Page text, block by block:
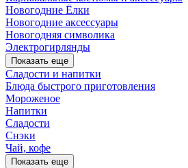
Новогодние Ёлки
Новогодние аксессуары
Новогодняя символика
Электрогирлянды
Показать еще
Сладости и напитки
Блюда быстрого приготовления
Мороженое
Напитки
Сладости
Снэки
Чай, кофе
Показать еще